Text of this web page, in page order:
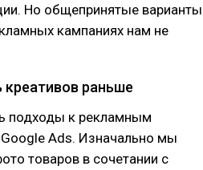
Но общепринятые варианты
кампаниях нам не
раньше
подходы к рекламным
Ads. Изначально мы
товаров в сочетании с